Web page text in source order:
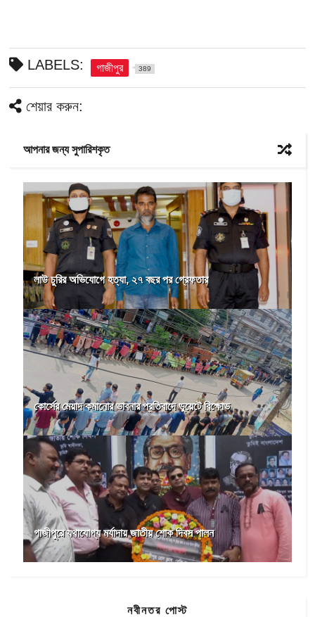
LABELS: গাজীপুর 389
শেয়ার করুন:
আপনার জন্য সুপারিশকৃত
লাউ চুরির অভিযোগে হত্যা, ২৭ বছর পর গ্রেফতার
কোর্সের মেয়াদ কমানোর ভাবনার প্রতিবাদে ডুয়েটে বিক্ষোভ
গাজীপুরে যথাযোগ্য মর্যাদায় জাতীয় শোক দিবস পালন
নবীনতর পোস্ট